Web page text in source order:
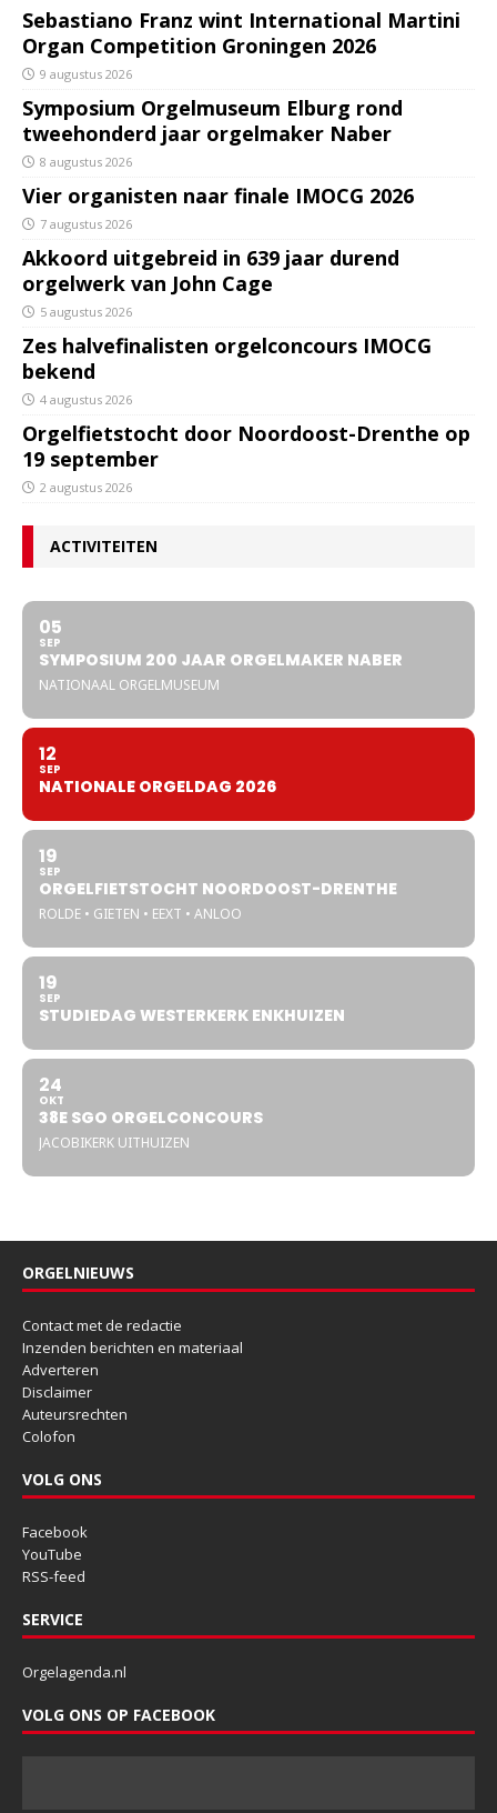
Sebastiano Franz wint International Martini
Organ Competition Groningen 2026
9 augustus 2026
Symposium Orgelmuseum Elburg rond
tweehonderd jaar orgelmaker Naber
8 augustus 2026
Vier organisten naar finale IMOCG 2026
7 augustus 2026
Akkoord uitgebreid in 639 jaar durend
orgelwerk van John Cage
5 augustus 2026
Zes halvefinalisten orgelconcours IMOCG
bekend
4 augustus 2026
Orgelfietstocht door Noordoost-Drenthe op
19 september
2 augustus 2026
ACTIVITEITEN
05
SEP
SYMPOSIUM 200 JAAR ORGELMAKER NABER
NATIONAAL ORGELMUSEUM
12
SEP
NATIONALE ORGELDAG 2026
19
SEP
ORGELFIETSTOCHT NOORDOOST-DRENTHE
ROLDE • GIETEN • EEXT • ANLOO
19
SEP
STUDIEDAG WESTERKERK ENKHUIZEN
24
OKT
38E SGO ORGELCONCOURS
JACOBIKERK UITHUIZEN
ORGELNIEUWS
Contact met de redactie
Inzenden berichten en materiaal
Adverteren
Disclaimer
Auteursrechten
Colofon
VOLG ONS
Facebook
YouTube
RSS-feed
SERVICE
Orgelagenda.nl
VOLG ONS OP FACEBOOK